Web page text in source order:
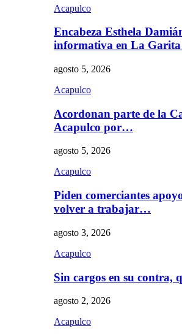
Acapulco
Encabeza Esthela
informativa en La
agosto 5, 2026
Acapulco
Acordonan parte de la
Acapulco por…
agosto 5, 2026
Acapulco
Piden comerciantes
volver a trabajar…
agosto 3, 2026
Acapulco
Sin cargos en su contra,
agosto 2, 2026
Acapulco